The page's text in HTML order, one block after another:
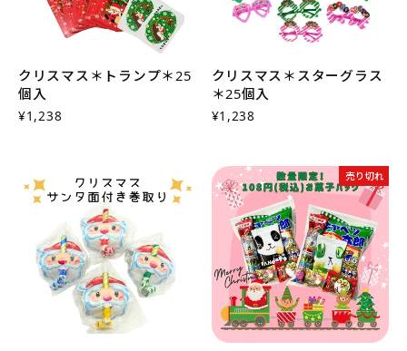
クリスマス＊トランプ＊25
個入
¥1,238
クリスマス＊スターグラス
＊25個入
¥1,238
売り切れ